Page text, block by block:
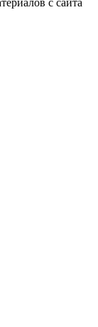
с сайта